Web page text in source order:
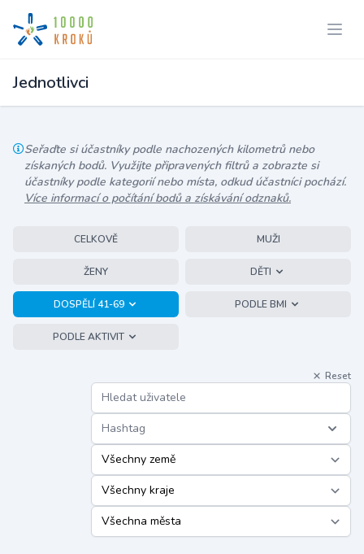
Jednotlivci
Seřaďte si účastníky podle nachozených kilometrů nebo
získaných bodů. Využijte připravených filtrů a zobrazte si
účastníky podle kategorií nebo místa, odkud účastníci pochází.
Více informací o počítání bodů a získávání odznaků.
CELKOVĚ MUŽI
ŽENY DĚTI
DOSPĚLÍ 41-69 PODLE BMI
PODLE AKTIVIT
Reset
Hashtag